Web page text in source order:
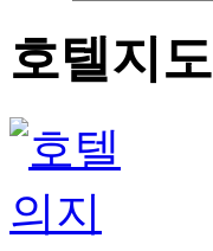
호텔지도